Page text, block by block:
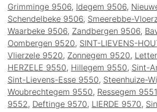
Grimminge 9506, Idegem 9506,
Schendelbeke 9506, Smeerebbe-
Waarbeke 9506, Zandbergen 9506,
Oombergen 9520, SINT-LIEVENS-
Vlierzele 9520, Zonnegem 9520,
HERZELE 9550, Hillegem 9550, Sint-
Sint-Lievens-Esse 9550, Steenhuize-
Woubrechtegem 9550, Ressegem 9551
9552 , Deftinge 9570, LIERDE 9570,